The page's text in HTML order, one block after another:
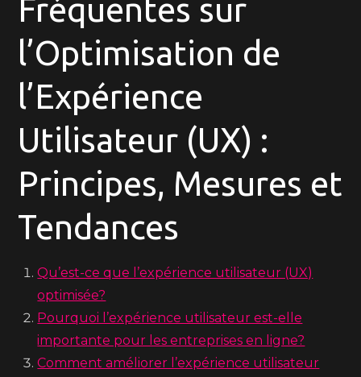
Fréquentes sur
l’Optimisation de
l’Expérience
Utilisateur (UX) :
Principes, Mesures et
Tendances
Qu’est-ce que l’expérience utilisateur (UX)
optimisée?
Pourquoi l’expérience utilisateur est-elle
importante pour les entreprises en ligne?
Comment améliorer l’expérience utilisateur